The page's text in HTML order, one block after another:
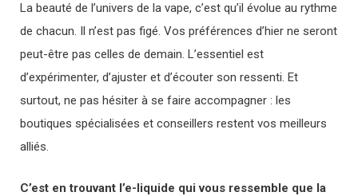
La beauté de l’univers de la vape, c’est qu’il évolue au rythme
de chacun. Il n’est pas figé. Vos préférences d’hier ne seront
peut-être pas celles de demain. L’essentiel est
d’expérimenter, d’ajuster et d’écouter son ressenti. Et
surtout, ne pas hésiter à se faire accompagner : les
boutiques spécialisées et conseillers restent vos meilleurs
alliés.
C’est en trouvant l’e-liquide qui vous ressemble que la